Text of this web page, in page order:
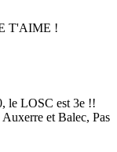
T'AIME !
le LOSC est 3e !!
et Balec, Pas